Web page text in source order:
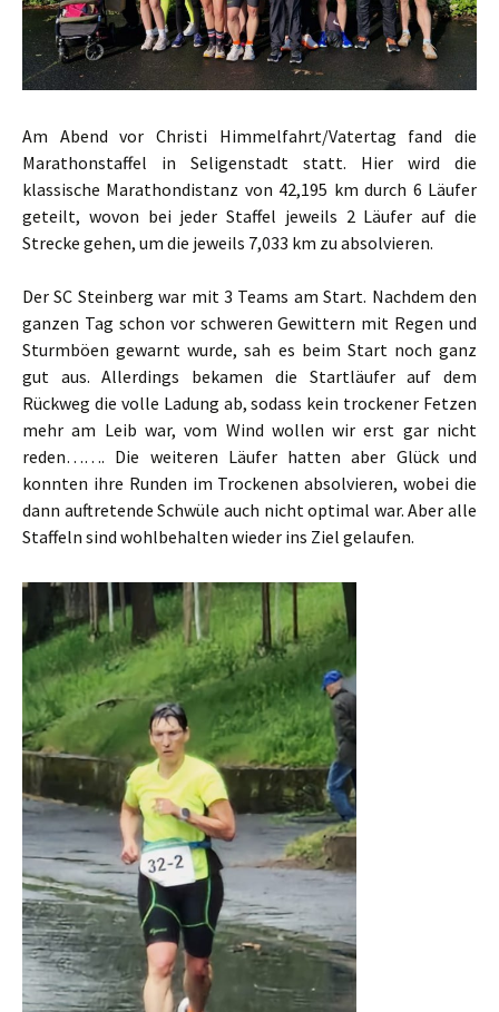
Am Abend vor Christi Himmelfahrt/Vatertag fand die
Marathonstaffel in Seligenstadt statt. Hier wird die
klassische Marathondistanz von 42,195 km durch 6 Läufer
geteilt, wovon bei jeder Staffel jeweils 2 Läufer auf die
Strecke gehen, um die jeweils 7,033 km zu absolvieren.
Der SC Steinberg war mit 3 Teams am Start. Nachdem den
ganzen Tag schon vor schweren Gewittern mit Regen und
Sturmböen gewarnt wurde, sah es beim Start noch ganz
gut aus. Allerdings bekamen die Startläufer auf dem
Rückweg die volle Ladung ab, sodass kein trockener Fetzen
mehr am Leib war, vom Wind wollen wir erst gar nicht
reden……. Die weiteren Läufer hatten aber Glück und
konnten ihre Runden im Trockenen absolvieren, wobei die
dann auftretende Schwüle auch nicht optimal war. Aber alle
Staffeln sind wohlbehalten wieder ins Ziel gelaufen.